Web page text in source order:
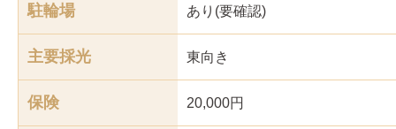
駐輪場 あり(要確認)
主要採光 東向き
保険 20,000円